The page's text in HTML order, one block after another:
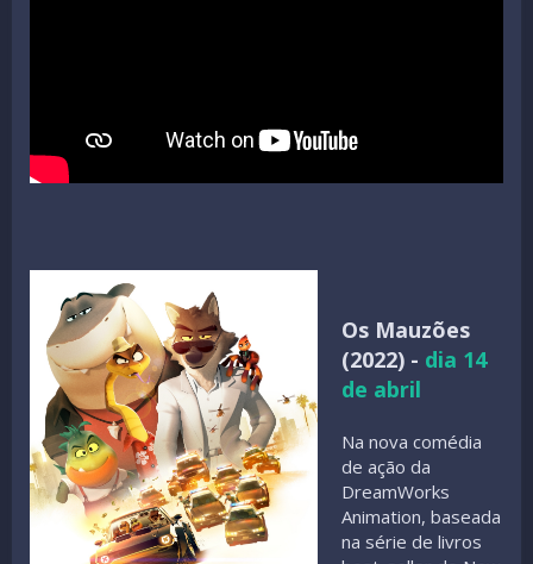
Os Mauzões
(2022) - dia 14
de abril
Na nova comédia
de ação da
DreamWorks
Animation, baseada
na série de livros